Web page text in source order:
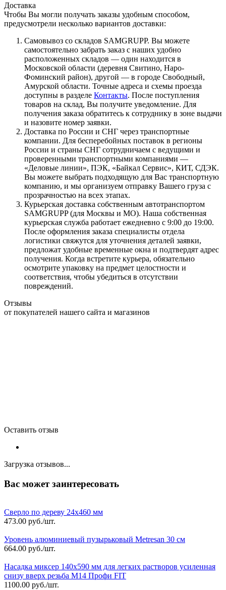
Доставка
Чтобы Вы могли получать заказы удобным способом,
предусмотрели несколько вариантов доставки:
Самовывоз со складов SAMGRUPP. Вы можете
самостоятельно забрать заказ с наших удобно
расположенных складов — один находится в
Московской области (деревня Свитино, Наро-
Фоминский район), другой — в городе Свободный,
Амурской области. Точные адреса и схемы проезда
доступны в разделе Контакты. После поступления
товаров на склад, Вы получите уведомление. Для
получения заказа обратитесь к сотруднику в зоне выдачи
и назовите номер заявки.
Доставка по России и СНГ через транспортные
компании. Для бесперебойных поставок в регионы
России и страны СНГ сотрудничаем с ведущими и
проверенными транспортными компаниями —
«Деловые линии», ПЭК, «Байкал Сервис», КИТ, СДЭК.
Вы можете выбрать подходящую для Вас транспортную
компанию, и мы организуем отправку Вашего груза с
прозрачностью на всех этапах.
Курьерская доставка собственным автотранспортом
SAMGRUPP (для Москвы и МО). Наша собственная
курьерская служба работает ежедневно с 9:00 до 19:00.
После оформления заказа специалисты отдела
логистики свяжутся для уточнения деталей заявки,
предложат удобные временные окна и подтвердят адрес
получения. Когда встретите курьера, обязательно
осмотрите упаковку на предмет целостности и
соответствия, чтобы убедиться в отсутствии
повреждений.
Отзывы
от покупателей нашего сайта и магазинов
Оставить отзыв
Загрузка отзывов...
Вас может заинтересовать
Сверло по дереву 24х460 мм
473.00 руб./шт.
Уровень алюминиевый пузырьковый Metresan 30 см
664.00 руб./шт.
Насадка миксер 140х590 мм для легких растворов усиленная
снизу вверх резьба М14 Профи FIT
1100.00 руб./шт.